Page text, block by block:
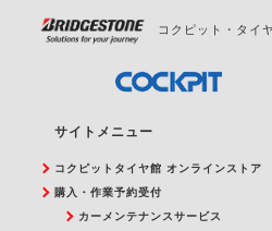
コクピット・タイ
サイトメニュー
コクピットタイヤ館 オンラインストア
購入・作業予約受付
カーメンテナンスサービス